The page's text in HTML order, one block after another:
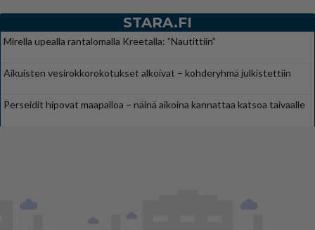
STARA.FI
Mirella upealla rantalomalla Kreetalla: ”Nautittiin”
Aikuisten vesirokkorokotukset alkoivat – kohderyhmä julkistettiin
Perseidit hipovat maapalloa – näinä aikoina kannattaa katsoa taivaalle